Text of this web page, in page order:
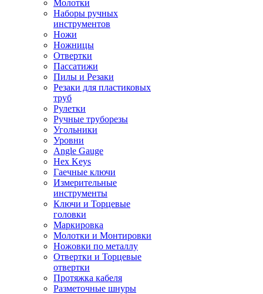
Молотки
Наборы ручных
инструментов
Ножи
Ножницы
Отвертки
Пассатижи
Пилы и Резаки
Резаки для пластиковых
труб
Рулетки
Ручные труборезы
Угольники
Уровни
Angle Gauge
Hex Keys
Гаечные ключи
Измерительные
инструменты
Ключи и Торцевые
головки
Маркировка
Молотки и Монтировки
Ножовки по металлу
Отвертки и Торцевые
отвертки
Протяжка кабеля
Разметочные шнуры